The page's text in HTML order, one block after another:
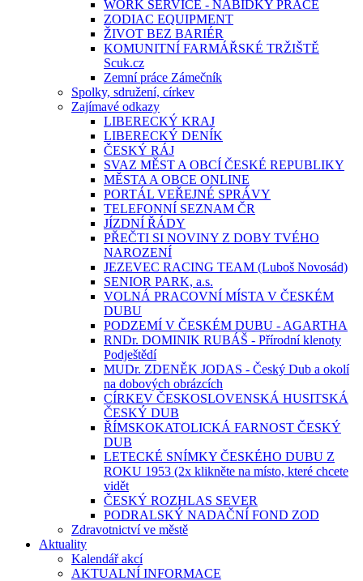
WORK SERVICE - NABÍDKY PRÁCE
ZODIAC EQUIPMENT
ŽIVOT BEZ BARIÉR
KOMUNITNÍ FARMÁŘSKÉ TRŽIŠTĚ
Scuk.cz
Zemní práce Zámečník
Spolky, sdružení, církev
Zajímavé odkazy
LIBERECKÝ KRAJ
LIBERECKÝ DENÍK
ČESKÝ RÁJ
SVAZ MĚST A OBCÍ ČESKÉ REPUBLIKY
MĚSTA A OBCE ONLINE
PORTÁL VEŘEJNÉ SPRÁVY
TELEFONNÍ SEZNAM ČR
JÍZDNÍ ŘÁDY
PŘEČTI SI NOVINY Z DOBY TVÉHO
NAROZENÍ
JEZEVEC RACING TEAM (Luboš Novosád)
SENIOR PARK, a.s.
VOLNÁ PRACOVNÍ MÍSTA V ČESKÉM
DUBU
PODZEMÍ V ČESKÉM DUBU - AGARTHA
RNDr. DOMINIK RUBÁŠ - Přírodní klenoty
Podještědí
MUDr. ZDENĚK JODAS - Český Dub a okolí
na dobových obrázcích
CÍRKEV ČESKOSLOVENSKÁ HUSITSKÁ
ČESKÝ DUB
ŘÍMSKOKATOLICKÁ FARNOST ČESKÝ
DUB
LETECKÉ SNÍMKY ČESKÉHO DUBU Z
ROKU 1953 (2x klikněte na místo, které chcete
vidět
ČESKÝ ROZHLAS SEVER
PODRALSKÝ NADAČNÍ FOND ZOD
Zdravotnictví ve městě
Aktuality
Kalendář akcí
AKTUALNÍ INFORMACE